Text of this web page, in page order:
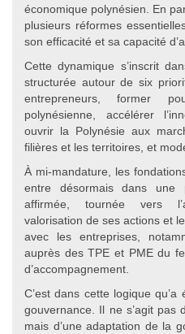
économique polynésien. En
plusieurs réformes
son efficacité et sa capacité
Cette dynamique s’inscrit
structurée autour de six
entrepreneurs, former
polynésienne, accélérer
ouvrir la Polynésie aux
filières et les territoires, et
À mi-mandature, les
entre désormais dans une
affirmée, tournée vers
valorisation de ses actions et
avec les entreprises,
auprès des TPE et PME du
d’accompagnement.
C’est dans cette logique
gouvernance. Il ne s’agit pas
mais d’une adaptation de la